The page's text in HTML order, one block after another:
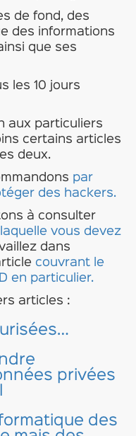
de fond, des
des informations
que ses
les 10 jours
aux particuliers
certains articles
deux.
par
des hackers.
à consulter
vous devez
dans
couvrant le
en particulier.
articles :
privées
des